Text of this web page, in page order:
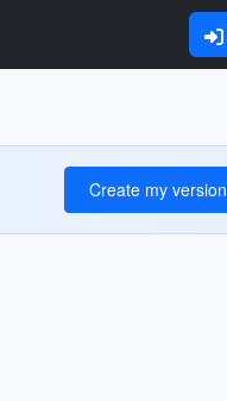
Create my version